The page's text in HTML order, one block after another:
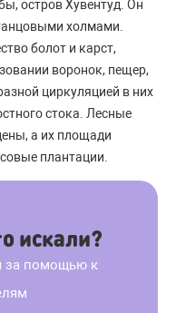
остров Хувентуд. Он
холмами.
болот и карст,
воронок, пещер,
циркуляцией в них
стока. Лесные
а их площади
плантации.
искали?
за помощью к